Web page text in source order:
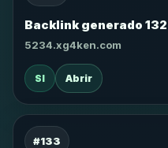
Backlink generado 132
5234.xg4ken.com
SI Abrir
#133